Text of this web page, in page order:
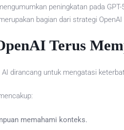
peningkatan pada
bagian dari strategi
Terus
dirancang untuk mengatasi
memahami konteks.